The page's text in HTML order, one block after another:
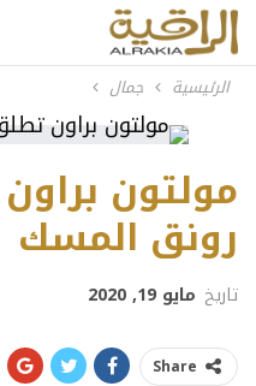
الرئيسية جمال
مولتون
رونق المسك
تاريخ مايو 19, 2020
Share